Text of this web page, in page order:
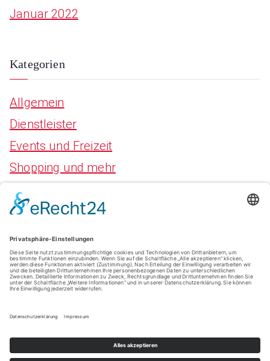
Januar 2022
Kategorien
Allgemein
Dienstleister
Events und Freizeit
Shopping und mehr
Meta
Anmelden
Eintrags-Feed
WordPress.org